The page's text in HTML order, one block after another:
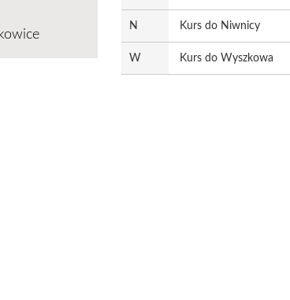
N Kurs do Niwnicy
W Kurs do Wyszkowa